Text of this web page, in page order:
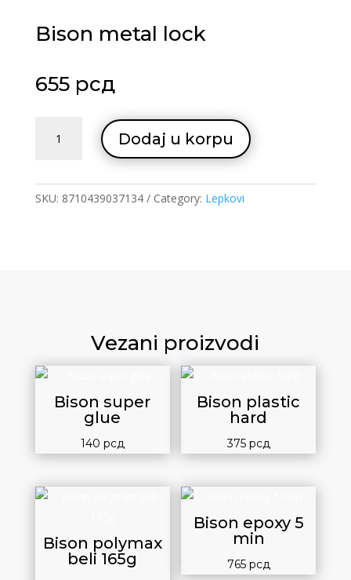
Bison metal lock
655 рсд
metal
Dodaj u korpu
SKU: 8710439037134 Category: Lepkovi
Vezani proizvodi
Bison super
glue
140 рсд
Bison plastic
hard
375 рсд
Bison polymax
beli 165g
Bison epoxy 5
min
765 рсд